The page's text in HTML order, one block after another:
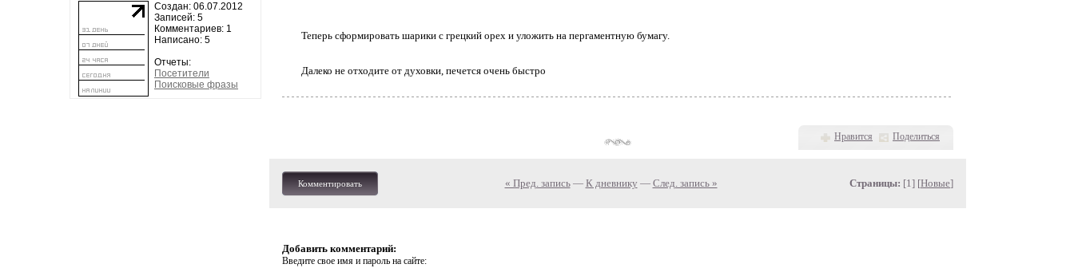
Создан: 06.07.2012
Записей: 5
Комментариев: 1
Написано: 5
Отчеты:
Посетители
Поисковые фразы
Теперь сформировать шарики с грецкий орех и уложить на пергаментную бумагу.
Далеко не отходите от духовки, печется очень быстро
Нравится Поделиться
Комментировать « Пред. запись— К дневнику — След. запись » Страницы: [1] [Новые]
Добавить комментарий:
Введите свое имя и пароль на сайте: